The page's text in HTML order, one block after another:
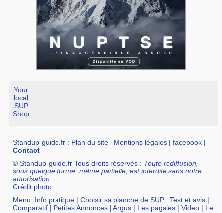
Your
local
SUP
Shop
Standup-guide.fr : Plan du site | Mentions légales |facebook |
Contact
© Standup-guide.fr Tous droits réservés : Toute rediffusion,
sous quelque forme, même partielle, est interdite sans notre
autorisation.
Crédit photo
Menu: Info pratique |Choisir sa planche de SUP |Test et avis |
Comparatif | Petites Annonces |Argus | Les pagaies |Video | Le